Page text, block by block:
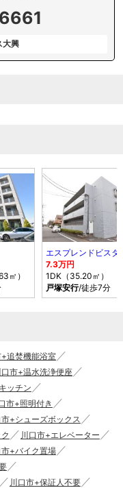
大興
㎡）
エスプレンドビスタ?
7.3万円
1DK（35.20㎡）
戸塚安行/徒歩7分
+追焚機能浴室
口市+温水洗浄便座
ッチン
市+照明付き
市+シューズボックス
川口市+エレベーター
市+バイク置場
川口市+保証人不要